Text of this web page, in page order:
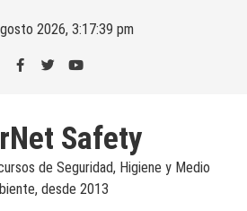
2026, 3:17:40 pm
Safety
de Seguridad, Higiene y Medio
desde 2013